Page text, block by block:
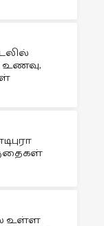
உணவு,
உள்ள